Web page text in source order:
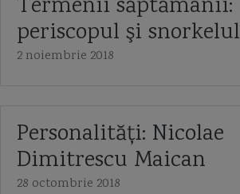
Termenii săptămânii:
periscopul şi snorkelul
2 noiembrie 2018
Personalităţi: Nicolae
Dimitrescu Maican
28 octombrie 2018